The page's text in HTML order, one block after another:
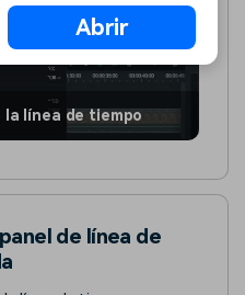
línea de tiempo
de línea de
Abrir